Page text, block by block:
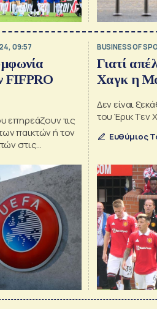
09:57
επηρεάζουν τις
παικτών ή τον
στις
διάλογο
BUSINESS OF
Γιατί απέλυσε τον Έρικ Τεν
Χαγκ η
Δεν είναι
του Έρικ Τεν
Ευθύμιος